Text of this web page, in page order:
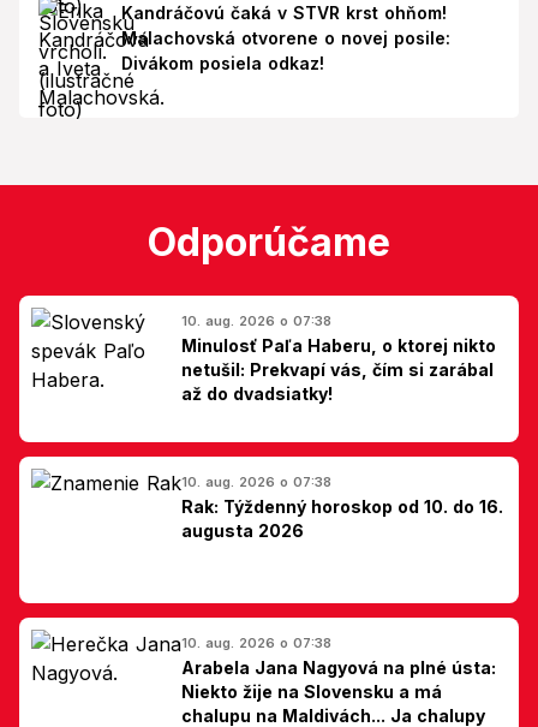
Kandráčovú čaká v STVR krst ohňom!
Malachovská otvorene o novej posile:
Divákom posiela odkaz!
Odporúčame
10. aug. 2026 o 07:38
Minulosť Paľa Haberu, o ktorej nikto
netušil: Prekvapí vás, čím si zarábal
až do dvadsiatky!
10. aug. 2026 o 07:38
Rak: Týždenný horoskop od 10. do 16.
augusta 2026
10. aug. 2026 o 07:38
Arabela Jana Nagyová na plné ústa:
Niekto žije na Slovensku a má
chalupu na Maldivách... Ja chalupy